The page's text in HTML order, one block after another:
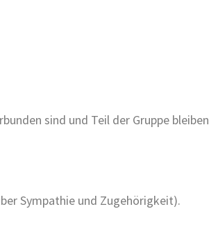
sind und Teil der Gruppe bleiben
Sympathie und Zugehörigkeit).